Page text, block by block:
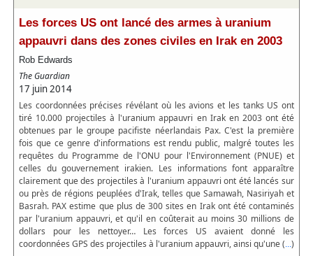
Les forces US ont lancé des armes à uranium
appauvri dans des zones civiles en Irak en 2003
Rob Edwards
The Guardian
17 juin 2014
Les coordonnées précises révélant où les avions et les tanks US ont
tiré 10.000 projectiles à l'uranium appauvri en Irak en 2003 ont été
obtenues par le groupe pacifiste néerlandais Pax. C'est la première
fois que ce genre d'informations est rendu public, malgré toutes les
requêtes du Programme de l'ONU pour l'Environnement (PNUE) et
celles du gouvernement irakien. Les informations font apparaître
clairement que des projectiles à l'uranium appauvri ont été lancés sur
ou près de régions peuplées d'Irak, telles que Samawah, Nasiriyah et
Basrah. PAX estime que plus de 300 sites en Irak ont été contaminés
par l'uranium appauvri, et qu'il en coûterait au moins 30 millions de
dollars pour les nettoyer… Les forces US avaient donné les
coordonnées GPS des projectiles à l'uranium appauvri, ainsi qu'une (...)